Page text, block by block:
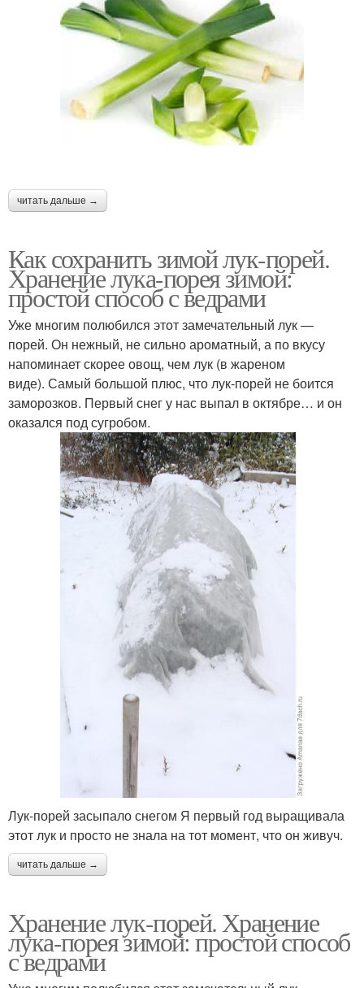
читать дальше →
Как сохранить зимой лук-порей.
Хранение лука-порея зимой:
простой способ с ведрами
Уже многим полюбился этот замечательный лук —
порей. Он нежный, не сильно ароматный, а по вкусу
напоминает скорее овощ, чем лук (в жареном
виде). Самый большой плюс, что лук-порей не боится
заморозков. Первый снег у нас выпал в октябре… и он
оказался под сугробом.
Лук-порей засыпало снегом Я первый год выращивала
этот лук и просто не знала на тот момент, что он живуч.
читать дальше →
Хранение лук-порей. Хранение
лука-порея зимой: простой способ
с ведрами